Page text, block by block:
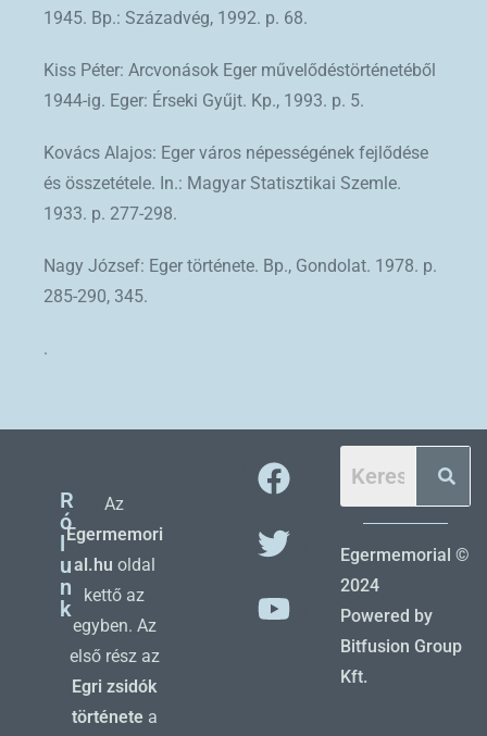
1945. Bp.: Századvég, 1992. p. 68.
Kiss Péter: Arcvonások Eger művelődéstörténetéből
1944-ig. Eger: Érseki Gyűjt. Kp., 1993. p. 5.
Kovács Alajos: Eger város népességének fejlődése
és összetétele. In.: Magyar Statisztikai Szemle.
1933. p. 277-298.
Nagy József: Eger története. Bp., Gondolat. 1978. p.
285-290, 345.
.
R
ó
l
u
n
k
Az
Egermemori
al.hu oldal
kettő az
egyben. Az
első rész az
Egri zsidók
története a
Egermemorial ©
2024
Powered by
Bitfusion Group
Kft.